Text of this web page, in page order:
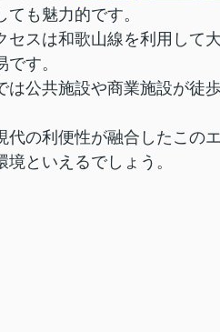
ても魅力的です。
セスは和歌山線を利用して
です。
は公共施設や商業施設が徒
代の利便性が融合したこのエ
境といえるでしょう。